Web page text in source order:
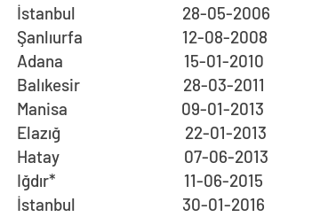
İstanbul 28-05-2006
Şanlıurfa 12-08-2008
Adana 15-01-2010
Balıkesir 28-03-2011
Manisa 09-01-2013
Elazığ 22-01-2013
Hatay 07-06-2013
Iğdır* 11-06-2015
İstanbul 30-01-2016